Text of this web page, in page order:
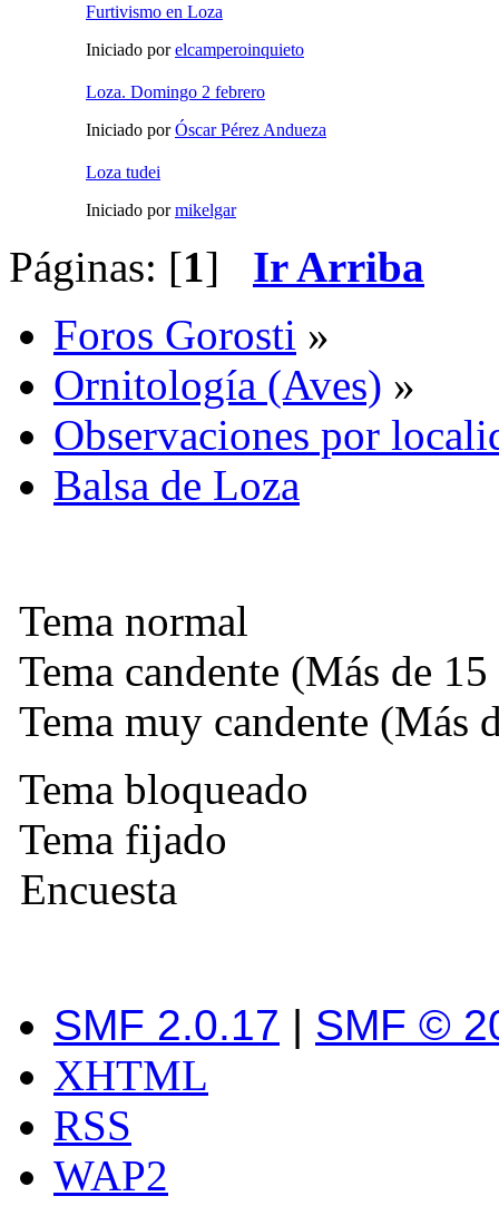
Furtivismo en Loza
Iniciado porelcamperoinquieto
Loza. Domingo 2 febrero
Iniciado porÓscar Pérez Andueza
Loza tudei
Iniciado pormikelgar
Páginas: [1] Ir Arriba
Foros Gorosti »
Ornitología (Aves) »
Observaciones por
Balsa de Loza
Tema normal
Tema candente (Más de 15
Tema muy candente (Más
Tema bloqueado
Tema fijado
Encuesta
SMF 2.0.17 | SMF ©
XHTML
RSS
WAP2